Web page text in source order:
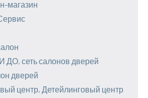
магазин
сеть салонов дверей
дверей
центр, Детейлинговый центр